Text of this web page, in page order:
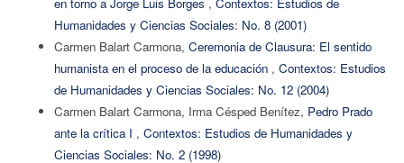
en torno a Jorge Luis Borges , Contextos: Estudios de
Humanidades y Ciencias Sociales: No. 8 (2001)
Carmen Balart Carmona, Ceremonia de Clausura: El sentido
humanista en el proceso de la educación , Contextos: Estudios
de Humanidades y Ciencias Sociales: No. 12 (2004)
Carmen Balart Carmona, Irma Césped Benítez, Pedro Prado
ante la crítica I , Contextos: Estudios de Humanidades y
Ciencias Sociales: No. 2 (1998)